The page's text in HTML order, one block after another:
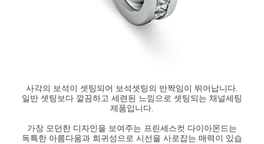
사각의 보석이 셋팅되어 보석셋팅의 반짝임이 뛰어납니다.
일반 셋팅보다 깔끔하고 세련된 느낌으로 셋팅되는 채널세팅
제품입니다.
가장 모던한 디자인을 보여주는 프린세스컷 다이아몬드는
독특한 아름다움과 희귀성으로 시선을 사로잡는 매력이 있습